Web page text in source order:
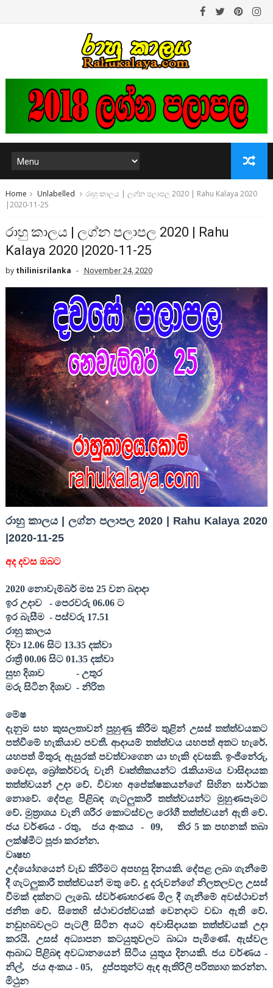
Home Unlabelled
රාහු කාලය | ලග්න පලාපල 2020 | Rahu Kalaya 2020
|2020-11-25
රාහු කාලය | ලග්න පලාපල 2020 | Rahu
Kalaya 2020 |2020-11-25
by thilinisrilanka November 24, 2020
රාහු කාලය | ලග්න පලාපල 2020 | Rahu Kalaya 2020
|2020-11-25
අද දවස ඔබට
2020නොවැම්බර් මස 25වන බදාදා
ඉර උදාව
- පෙරවරු 06.06ට
ඉර බැසීම - පස්වරු 17.51
රාහු කාලය
දිවා 12.06සිට 13.35දක්වා
රාත්‍රී 00.06සිට 01.35දක්වා
සුභ දිශාව
- උතුර
මරු සිටින දිශාව - නිරිත
මේෂ
දැනුම සහ කුසලතාවන් පුහුණු කිරීම තුළින් උසස් තත්ත්වයකට
පත්වීමේ හැකියාව පවතී. ආදායම් තත්ත්වය යහපත් අතට හැරේ.
යහපත් මිතුරු ඇසුරක් පවත්වාගෙන යා හැකි දවසකි. ඉංජිනේරු,
වෛද්‍ය,බ්‍රෝකර්වරු වැනි වෘත්තිකයන්ට රැකියාමය වාසිදායක
තත්ත්වයන් උදා වේ. විවාහ අපේක්ෂකයන්ගේ සිහින සාර්ථක
නොවේ. දේපළ පිළිබඳ ගැටලුකාරී තත්ත්වයන්ට මුහුණපෑමට
වේ. මුත්‍රාශය වැනි ශරීර කොටස්වල රෝගී තත්ත්වයන් ඇති වේ.
ජය වර්ණය - රතු, ජය අංකය - 09, තිර 5ක පහනක් තබා
ලක්ෂ්මීට පූජා කරන්න.
වෘෂභ
උද්යෝගයෙන් වැඩ කිරීමට අපහසු දිනයකි. දේපළ ලබා ගැනීමේ
දී ගැටලුකාරී තත්ත්වයන් මතු වේ. දූ දරුවන්ගේ නිලතලවල උසස්
වීමක් දක්නට ලැබේ. ස්වර්ණාභරණ මිල දී ගැනීමේ අවස්ථාවන්
ජනිත වේ. සිතෙහි ස්ථාවරත්වයක් වෙනදාට වඩා ඇති වේ.
නඩුහබවලට පැටලී සිටින අයට අවාසිදායක තත්ත්වයක් උදා
කරයි. උසස් අධ්‍යාපන කටයුතුවලට බාධා පැමිණේ. ඇස්වල
ආබාධ පිළිබඳ අවධානයෙන් සිටිය යුතුය දිනයකි. ජය වර්ණය -
නිල්, ජය අංකය - 05,
දුප්පතුන්ට ඇඳ ඇතිරිලි පරිත්‍යාග කරන්න.
මිථුන